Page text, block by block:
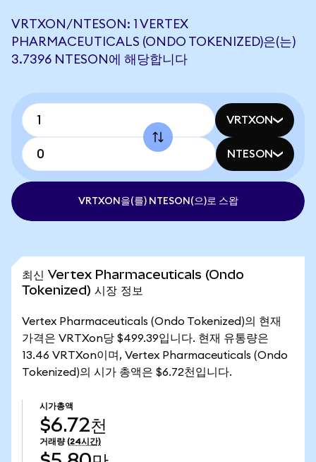
VRTXON/NTESON: 1 VERTEX
PHARMACEUTICALS (ONDO TOKENIZED)은(는)
3.7396 NTESON에 해당합니다
VRTXON
NTESON
VRTXON을(를) NTESON(으)로 스왑
최신 Vertex Pharmaceuticals (Ondo
Tokenized) 시장 정보
Vertex Pharmaceuticals (Ondo Tokenized)의 현재
가격은 VRTXon당 $499.39입니다. 현재 유통량은
13.46 VRTXon이며, Vertex Pharmaceuticals (Ondo
Tokenized)의 시가 총액은 $6.72천입니다.
시가총액
$6.72천
거래량 (24시간)